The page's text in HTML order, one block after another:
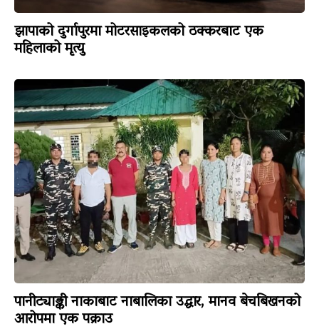
झापाको दुर्गापुरमा मोटरसाइकलको ठक्करबाट एक
महिलाको मृत्यु
पानीट्याङ्की नाकाबाट नाबालिका उद्धार, मानव बेचबिखनको
आरोपमा एक पक्राउ